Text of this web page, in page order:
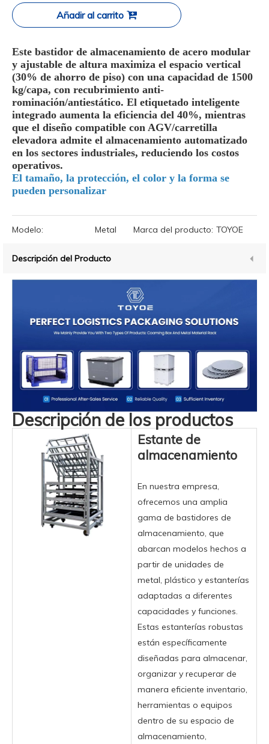
Añadir al carrito
Este bastidor de almacenamiento de acero modular
y ajustable de altura maximiza el espacio vertical
(30% de ahorro de piso) con una capacidad de 1500
kg/capa, con recubrimiento anti-
rominación/antiestático. El etiquetado inteligente
integrado aumenta la eficiencia del 40%, mientras
que el diseño compatible con AGV/carretilla
elevadora admite el almacenamiento automatizado
en los sectores industriales, reduciendo los costos
operativos.
El tamaño, la protección, el color y la forma se
pueden personalizar
Modelo: Metal Marca del producto: TOYOE
Descripción del Producto
Descripción de los productos
Estante de
almacenamiento
En nuestra empresa,
ofrecemos una amplia
gama de bastidores de
almacenamiento, que
abarcan modelos hechos a
partir de unidades de
metal, plástico y estanterías
adaptadas a diferentes
capacidades y funciones.
Estas estanterías robustas
están específicamente
diseñadas para almacenar,
organizar y recuperar de
manera eficiente inventario,
herramientas o equipos
dentro de su espacio de
almacenamiento,